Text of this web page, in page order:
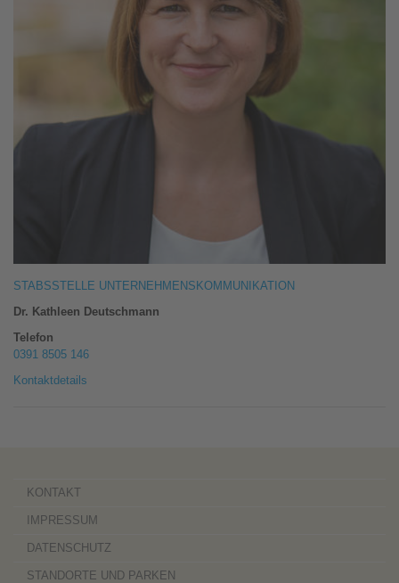
STABSSTELLE UNTERNEHMENSKOMMUNIKATION
Dr. Kathleen Deutschmann
Telefon
0391 8505 146
Kontaktdetails
KONTAKT
IMPRESSUM
DATENSCHUTZ
STANDORTE UND PARKEN